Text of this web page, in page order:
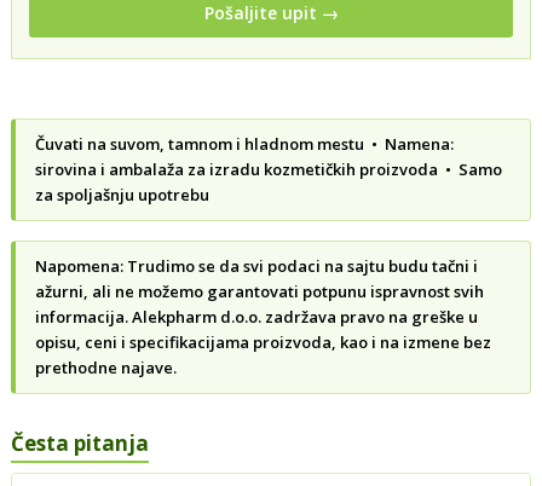
Pošaljite upit →
Čuvati na suvom, tamnom i hladnom mestu • Namena:
sirovina i ambalaža za izradu kozmetičkih proizvoda • Samo
za spoljašnju upotrebu
Napomena: Trudimo se da svi podaci na sajtu budu tačni i
ažurni, ali ne možemo garantovati potpunu ispravnost svih
informacija. Alekpharm d.o.o. zadržava pravo na greške u
opisu, ceni i specifikacijama proizvoda, kao i na izmene bez
prethodne najave.
Česta pitanja